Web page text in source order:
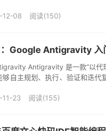
12-08 阅读(150)
：Google Antigravity 入
Antigravity 是一款“以代
自主规划、执行、验证和迭代
11-23 阅读(155)